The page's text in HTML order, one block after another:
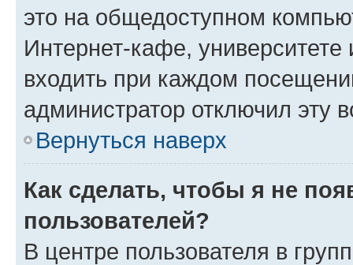
это на общедоступном
Интернет-кафе, университете
входить при каждом
администратор отключил эту
Вернуться наверх
Как сделать, чтобы я не
пользователей?
В центре пользователя в